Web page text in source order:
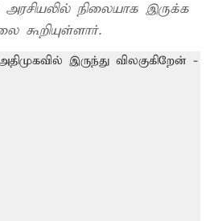
நிலையாக இருக்க